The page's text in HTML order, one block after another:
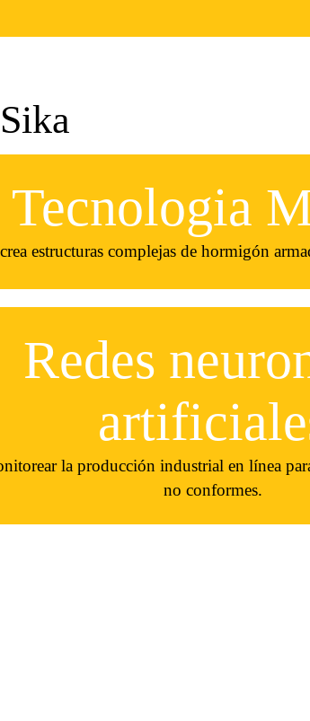
Tecnologia
crea estructuras complejas de hormigón
Redes
la producción industrial en línea
no conformes.